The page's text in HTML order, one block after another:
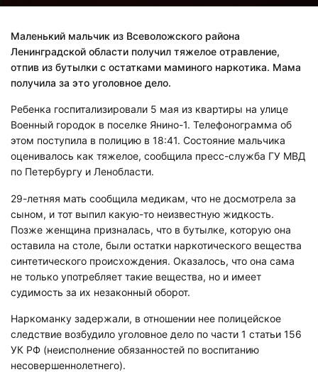
Маленький мальчик из Всеволожского района
Ленинградской области получил тяжелое отравление,
отпив из бутылки с остатками маминого наркотика. Мама
получила за это уголовное дело.
Ребенка госпитализировали 5 мая из квартиры на улице
Военный городок в поселке Янино-1. Телефонограмма об
этом поступила в полицию в 18:41. Состояние мальчика
оценивалось как тяжелое, сообщила пресс-служба ГУ МВД
по Петербургу и Ленобласти.
29-летняя мать сообщила медикам, что не досмотрела за
сыном, и тот выпил какую-то неизвестную жидкость.
Позже женщина призналась, что в бутылке, которую она
оставила на столе, были остатки наркотического вещества
синтетического происхождения. Оказалось, что она сама
не только употребляет такие вещества, но и имеет
судимость за их незаконный оборот.
Наркоманку задержали, в отношении нее полицейское
следствие возбудило уголовное дело по части 1 статьи 156
УК РФ (неисполнение обязанностей по воспитанию
несовершеннолетнего).